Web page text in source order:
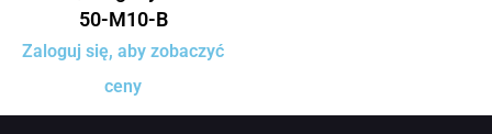
50-M10-B
Zaloguj się, aby zobaczyć
ceny